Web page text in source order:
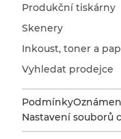
Produkční tiskárny
Skenery
Inkoust, toner a
Vyhledat prodejce
Podmínky
Nastavení souborů